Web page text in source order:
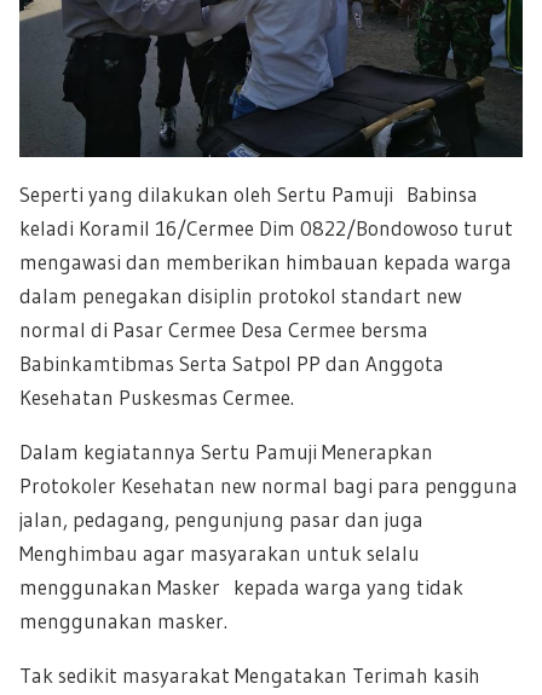
Seperti yang dilakukan oleh Sertu Pamuji Babinsa
keladi Koramil 16/Cermee Dim 0822/Bondowoso turut
mengawasi dan memberikan himbauan kepada warga
dalam penegakan disiplin protokol standart new
normal di Pasar Cermee Desa Cermee bersma
Babinkamtibmas Serta Satpol PP dan Anggota
Kesehatan Puskesmas Cermee.
Dalam kegiatannya Sertu Pamuji Menerapkan
Protokoler Kesehatan new normal bagi para pengguna
jalan, pedagang, pengunjung pasar dan juga
Menghimbau agar masyarakan untuk selalu
menggunakan Masker kepada warga yang tidak
menggunakan masker.
Tak sedikit masyarakat Mengatakan Terimah kasih